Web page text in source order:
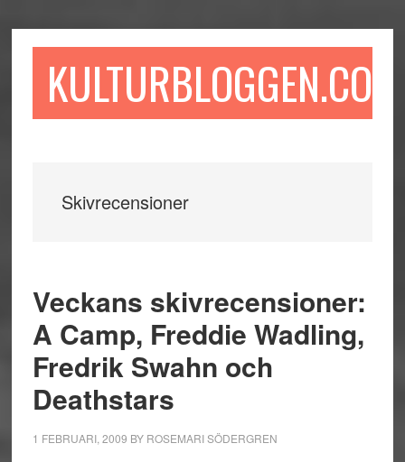
till
till
sidofältet
till
KULTURBLOGGEN.COM
Skivrecensioner
Veckans skivrecensioner:
A Camp, Freddie Wadling,
Fredrik Swahn och
Deathstars
1 FEBRUARI, 2009 BY ROSEMARI SÖDERGREN